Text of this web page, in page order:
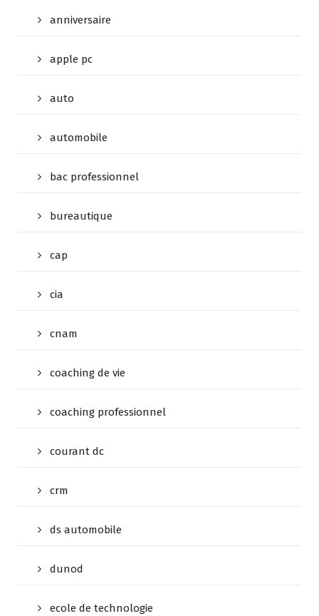
anniversaire
apple pc
auto
automobile
bac professionnel
bureautique
cap
cia
cnam
coaching de vie
coaching professionnel
courant dc
crm
ds automobile
dunod
ecole de technologie